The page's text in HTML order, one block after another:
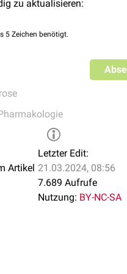
legen nahe, dass
Gelenkfunktion,
Top-Line Results From
zu aktualisieren:
5 Zeichen benötigt.
Artikel
Letzter Edit:
21.03.2024, 08:56
7.689 Aufrufe
Nutzung: BY-NC-SA